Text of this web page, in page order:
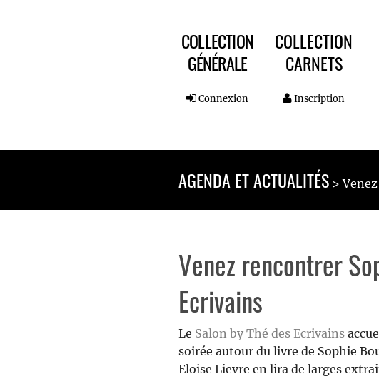
COLLECTION
GÉNÉRALE
COLLECTION
CARNETS
Connexion Inscription
AGENDA ET ACTUALITÉS
Venez rencontrer
Ecrivains
Le Salon by Thé des Ecrivains
soirée autour du livre de Sophie
Eloise Lievre en lira de larges